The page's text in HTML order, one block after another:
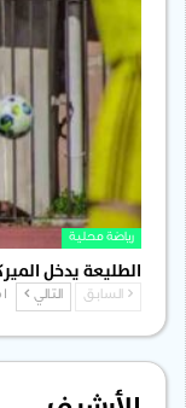
رياضة محلية
الطليعة يدخل
السابق التالي